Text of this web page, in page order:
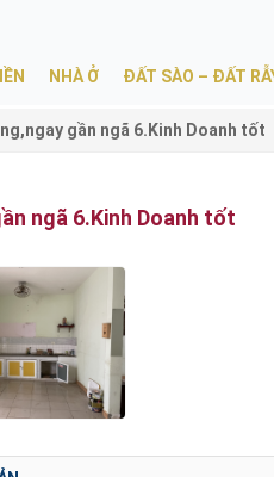
NHÀ Ở ĐẤT SÀO – ĐẤT
gần ngã 6.Kinh Doanh tốt
ngã 6.Kinh Doanh tốt